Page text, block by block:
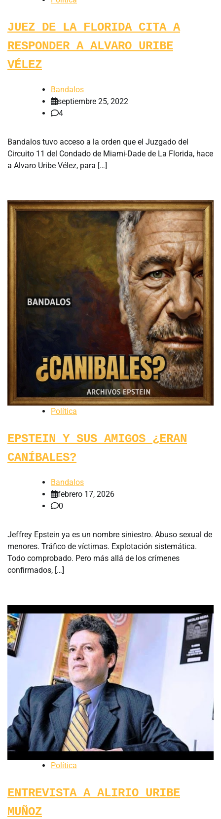
JUEZ DE LA FLORIDA CITA A
RESPONDER A ALVARO URIBE
VÉLEZ
Bandalos
septiembre 25, 2022
4
Bandalos tuvo acceso a la orden que el Juzgado del
Circuito 11 del Condado de Miami-Dade de La Florida, hace
a Alvaro Uribe Vélez, para […]
Política
EPSTEIN Y SUS AMIGOS ¿ERAN
CANÍBALES?
Bandalos
febrero 17, 2026
0
Jeffrey Epstein ya es un nombre siniestro. Abuso sexual de
menores. Tráfico de víctimas. Explotación sistemática.
Todo comprobado. Pero más allá de los crímenes
confirmados, […]
Política
ENTREVISTA A ALIRIO URIBE
MUÑOZ